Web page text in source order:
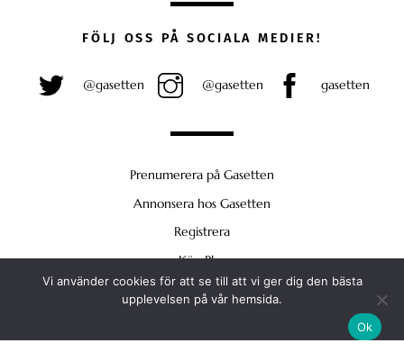
To
Top
FÖLJ OSS PÅ SOCIALA MEDIER!
@gasetten @gasetten gasetten
Prenumerera på Gasetten
Annonsera hos Gasetten
Registrera
Köp Plus
Vi använder cookies för att se till att vi ger dig den bästa
upplevelsen på vår hemsida.
Ok